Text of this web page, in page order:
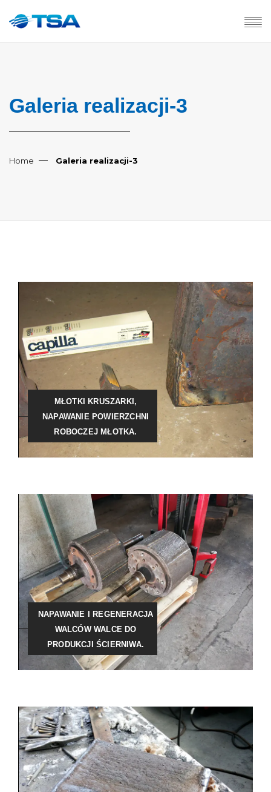
Galeria realizacji-3
Home Galeria realizacji-3
MŁOTKI KRUSZARKI,
NAPAWANIE POWIERZCHNI
ROBOCZEJ MŁOTKA.
NAPAWANIE I REGENERACJA
WALCÓW WALCE DO
PRODUKCJI ŚCIERNIWA.